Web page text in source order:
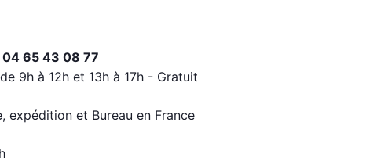
04 65 43 08 77
9h à 12h et 13h à 17h - Gratuit
expédition et Bureau en France